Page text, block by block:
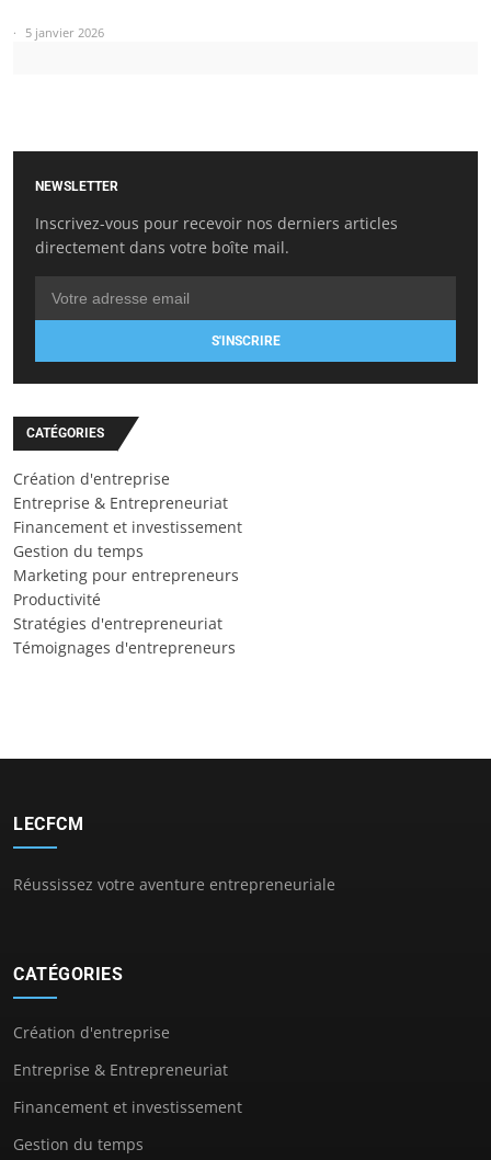
5 janvier 2026
NEWSLETTER
Inscrivez-vous pour recevoir nos derniers articles
directement dans votre boîte mail.
S'INSCRIRE
CATÉGORIES
Création d'entreprise
Entreprise & Entrepreneuriat
Financement et investissement
Gestion du temps
Marketing pour entrepreneurs
Productivité
Stratégies d'entrepreneuriat
Témoignages d'entrepreneurs
LECFCM
Réussissez votre aventure entrepreneuriale
CATÉGORIES
Création d'entreprise
Entreprise & Entrepreneuriat
Financement et investissement
Gestion du temps